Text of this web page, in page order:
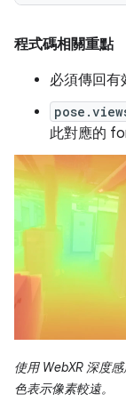
程式碼相關重點
必須傳回有
此對應的
使用 WebXR 深度
色表示像素較遠。